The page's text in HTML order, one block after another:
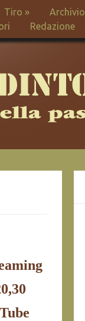
Tiro » Archivio
Redazione